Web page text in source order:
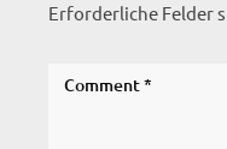
Erforderliche Felder